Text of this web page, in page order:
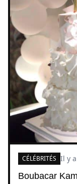
Boubacar
CÉLÉBRITÉS Il y